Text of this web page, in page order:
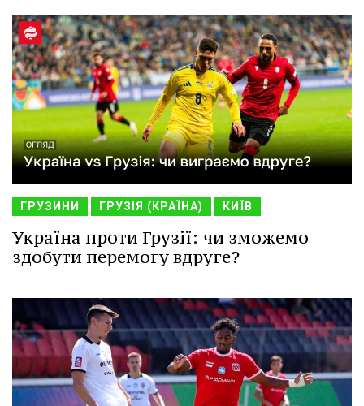
ГРУЗИНИ ГРУЗІЯ (КРАЇНА) КИЇВ
Україна проти Грузії: чи зможемо
здобути перемогу вдруге?